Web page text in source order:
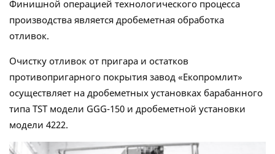
Финишной операцией технологического процесса
производства является дробеметная обработка
отливок.
Очистку отливок от пригара и остатков
противопригарного покрытия завод «Екопромлит»
осуществляет на дробеметных установках барабанного
типа ТST модели GGG-150 и дробеметной установки
модели 4222.